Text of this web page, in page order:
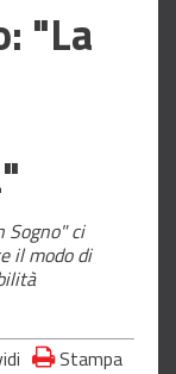
"La
Sogno" ci
il modo di
Stampa